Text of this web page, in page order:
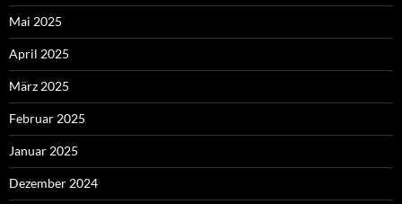
Mai 2025
April 2025
März 2025
Februar 2025
Januar 2025
Dezember 2024